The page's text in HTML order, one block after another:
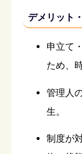
デメリット
申立て
ため、
管理人
生。
制度が